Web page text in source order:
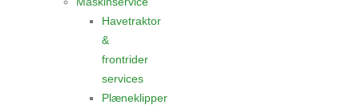
Havetraktor
&
frontrider
services
Plæneklipper